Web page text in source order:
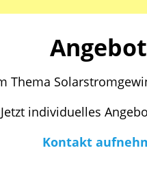
Thema
Jetzt individuelles
Kontakt